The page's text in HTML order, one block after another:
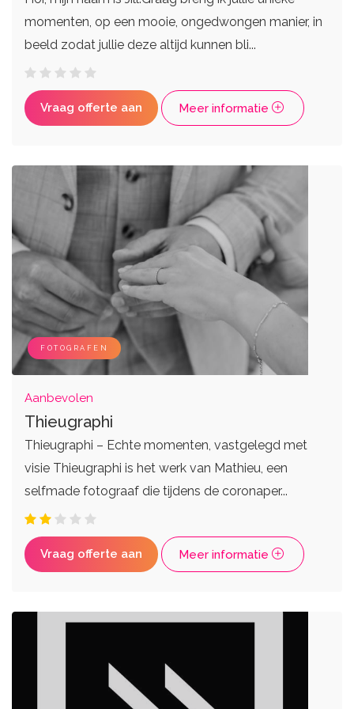
momenten, op een mooie, ongedwongen manier, in
beeld zodat jullie deze altijd kunnen bli...
Vraag offerte aan Meer informatie
FOTOGRAFEN
Aanbevolen
Thieugraphi
Thieugraphi – Echte momenten, vastgelegd met
visie Thieugraphi is het werk van Mathieu, een
selfmade fotograaf die tijdens de coronaper...
Vraag offerte aan Meer informatie